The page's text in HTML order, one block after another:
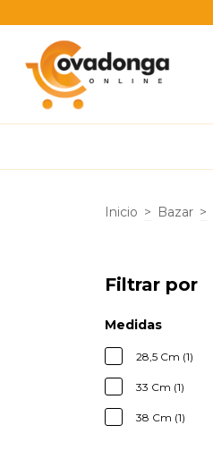
Inicio > Bazar >
Filtrar por
Medidas
28,5 Cm (1)
33 Cm (1)
38 Cm (1)